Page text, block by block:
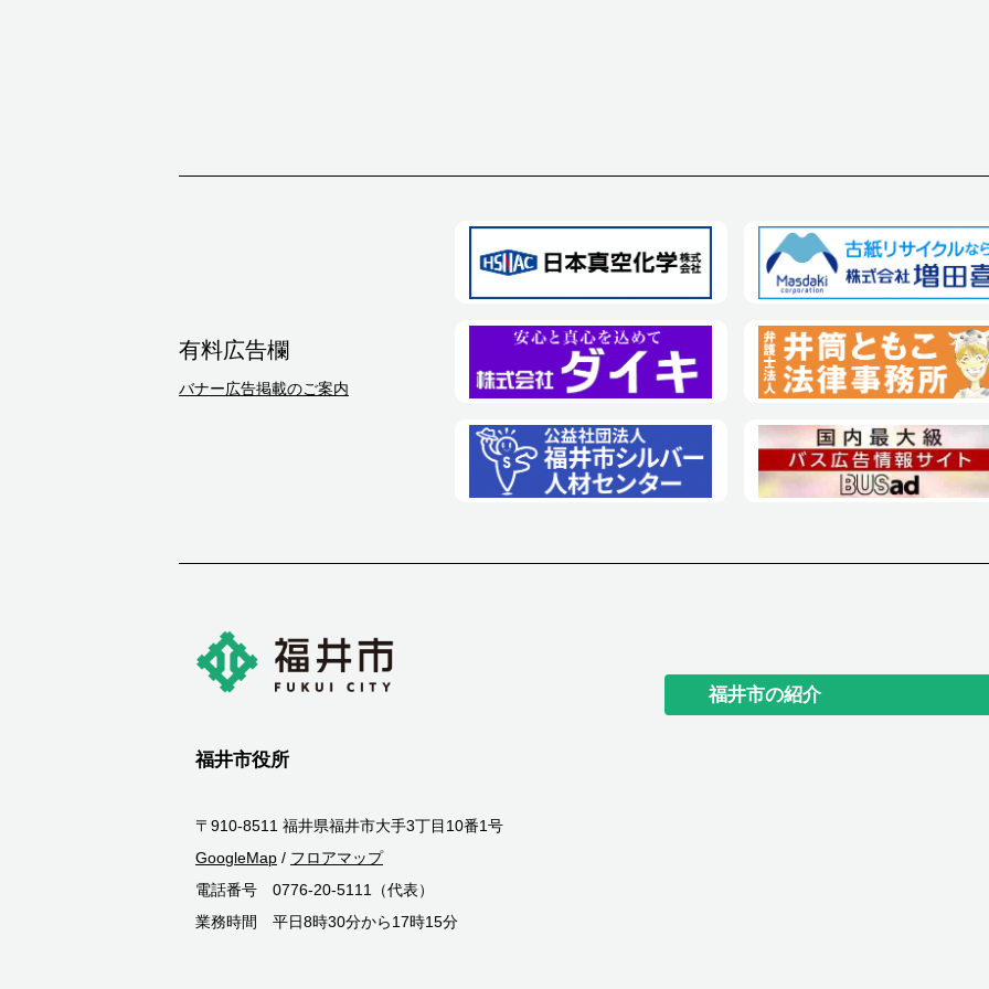
有料広告欄
バナー広告掲載のご案内
福井市役所
〒910-8511 福井県福井市大手3丁目10番1号
GoogleMap / フロアマップ
電話番号 0776-20-5111（代表）
業務時間 平日8時30分から17時15分
福井市の紹介